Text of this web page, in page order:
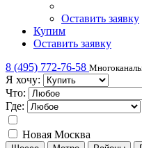
Оставить заявку
Купим
Оставить заявку
8 (495) 772-76-58
Я хочу:
Что:
Где:
Новая Москва